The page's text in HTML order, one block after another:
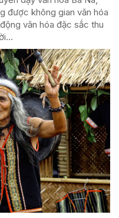
được không gian văn hóa
văn hóa đặc sắc thu